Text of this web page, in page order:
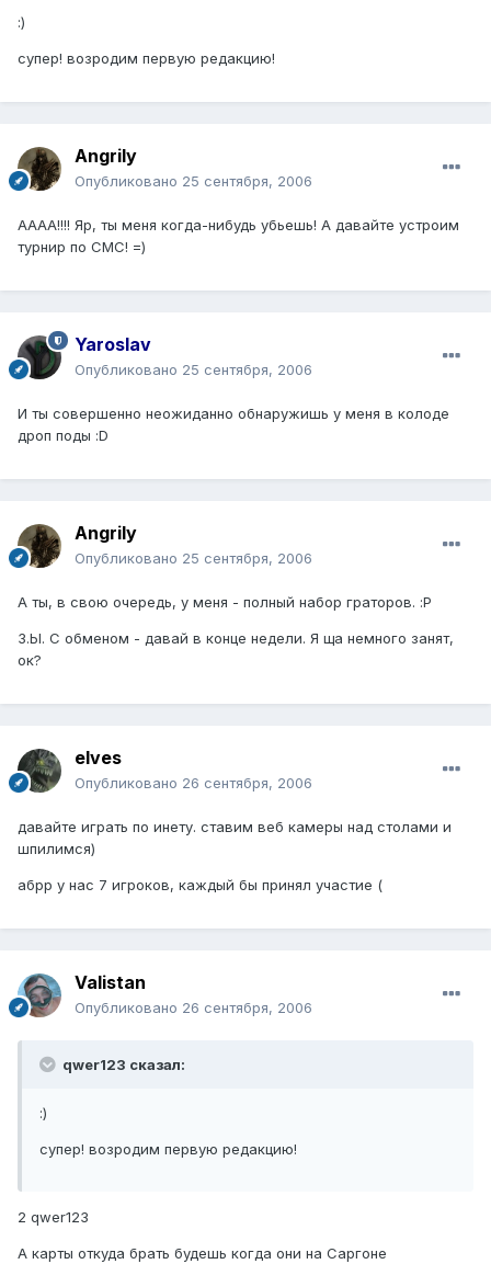
:)
супер! возродим первую редакцию!
Angrily
Опубликовано 25 сентября, 2006
АААА!!!! Яр, ты меня когда-нибудь убьешь! А давайте устроим
турнир по СМС! =)
Yaroslav
Опубликовано 25 сентября, 2006
И ты совершенно неожиданно обнаружишь у меня в колоде
дроп поды :D
Angrily
Опубликовано 25 сентября, 2006
А ты, в свою очередь, у меня - полный набор граторов. :P
З.Ы. С обменом - давай в конце недели. Я ща немного занят,
ок?
elves
Опубликовано 26 сентября, 2006
давайте играть по инету. ставим веб камеры над столами и
шпилимся)
абрр у нас 7 игроков, каждый бы принял участие (
Valistan
Опубликовано 26 сентября, 2006
qwer123 сказал:
:)
супер! возродим первую редакцию!
2 qwer123
А карты откуда брать будешь когда они на Саргоне